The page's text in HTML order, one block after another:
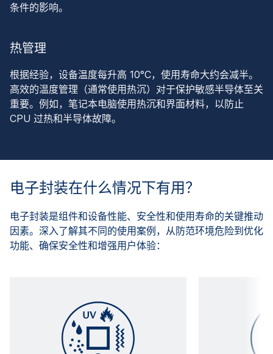
条件的影响。
热管理
根据经验，设备温度每升高 10°C，使用寿命大约会减半。
高效的温度管理（通常使用热沉）对于保护敏感半导体至关
重要。例如，笔记本电脑使用热沉和界面材料，以防止
CPU 过热和半导体故障。
电子封装在什么情况下有用？
电子封装是组件和设备性能、安全性和使用寿命的关键推动
因素。深入了解其不同的使用案例，从防范环境危险到优化
功能、确保安全性和增强用户体验：